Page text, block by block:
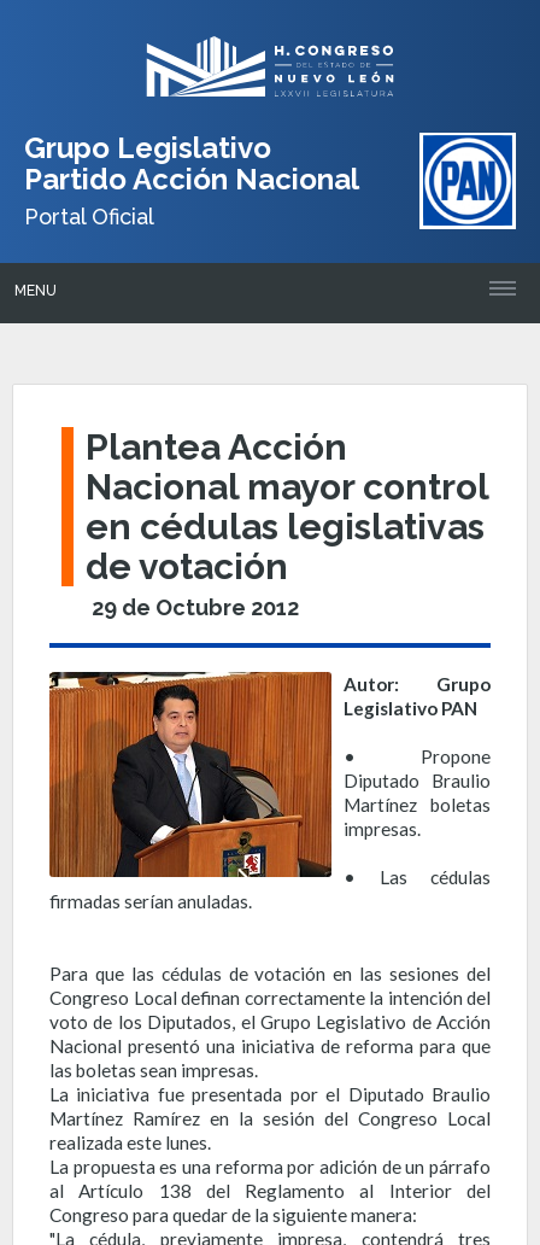
Grupo Legislativo
Partido Acción Nacional
Portal Oficial
MENU
Plantea Acción
Nacional mayor control
en cédulas legislativas
de votación
29 de Octubre 2012
Autor: Grupo
Legislativo PAN
• Propone
Diputado Braulio
Martínez boletas
impresas.
• Las cédulas
firmadas serían anuladas.
Para que las cédulas de votación en las sesiones del
Congreso Local definan correctamente la intención del
voto de los Diputados, el Grupo Legislativo de Acción
Nacional presentó una iniciativa de reforma para que
las boletas sean impresas.
La iniciativa fue presentada por el Diputado Braulio
Martínez Ramírez en la sesión del Congreso Local
realizada este lunes.
La propuesta es una reforma por adición de un párrafo
al Artículo 138 del Reglamento al Interior del
Congreso para quedar de la siguiente manera:
"La cédula, previamente impresa, contendrá tres